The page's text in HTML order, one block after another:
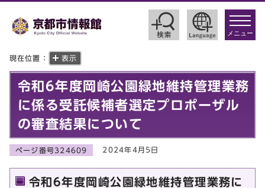
toggle
メニュー
現在位置： 表示
令和6年度岡崎公園緑地維持管理業務
に係る受託候補者選定プロポーザル
の審査結果について
ページ番号324609 2024年4月5日
令和6年度岡崎公園緑地維持管理業務に